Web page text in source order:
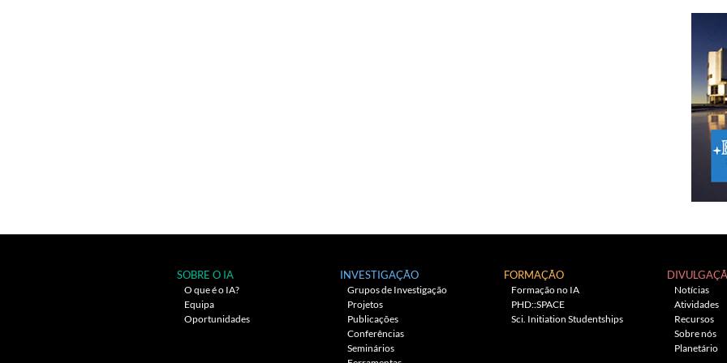
SOBRE O IA
O que é o IA?
Equipa
Oportunidades
INVESTIGAÇÃO
Grupos de Investigação
Projetos
Publicações
Conferências
Seminários
FORMAÇÃO
Formação no IA
PHD::SPACE
Sci. Initiation Studentships
Notícias
Atividades
Recursos
Sobre nós
Planetário